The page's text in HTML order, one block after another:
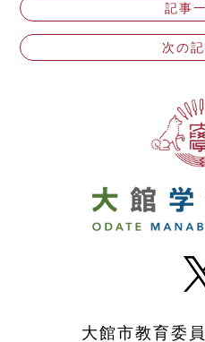
記事
次の
大館市教育委